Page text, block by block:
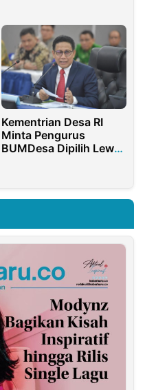
Kementrian Desa RI
Minta Pengurus
BUMDesa Dipilih Lewat